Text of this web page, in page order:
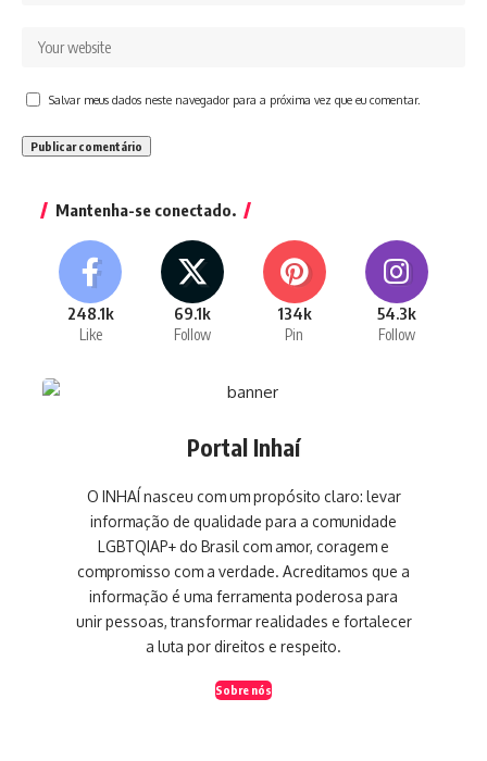
Salvar meus dados neste navegador para a próxima vez que eu comentar.
Mantenha-se conectado.
248.1k
Like
69.1k
Follow
134k
Pin
54.3k
Follow
Portal Inhaí
O INHAÍ nasceu com um propósito claro: levar
informação de qualidade para a comunidade
LGBTQIAP+ do Brasil com amor, coragem e
compromisso com a verdade. Acreditamos que a
informação é uma ferramenta poderosa para
unir pessoas, transformar realidades e fortalecer
a luta por direitos e respeito.
Sobre nós